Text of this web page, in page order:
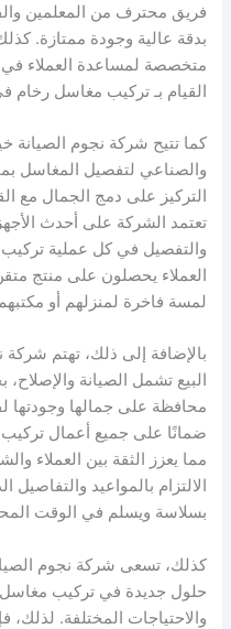
فريق محترف من المعلمين
بدقة عالية وجودة ممتازة.
متخصصة لمساعدة العملاء في
القيام بـ تركيب مغاسل رخام
كما تتيح شركة نجوم الصيانة
والصناعي لتفصيل المغاسل
التركيز على دمج الجمال مع
تعتمد الشركة على أحدث
والتفصيل في كل عملية
العملاء يحصلون على منتج
لمسة فاخرة لمنزلهم أو
بالإضافة إلى ذلك، تهتم شركة
البيع تشمل الصيانة
محافظة على جمالها وجودتها
ضمانًا على جميع أعمال
مما يعزز الثقة بين العملاء
الالتزام بالمواعيد
بسلاسة ويسلم في الوقت
كذلك، تسعى شركة نجوم الصيانة
حلول جديدة في تركيب مغاسل
والاحتياجات المختلفة. لذلك،